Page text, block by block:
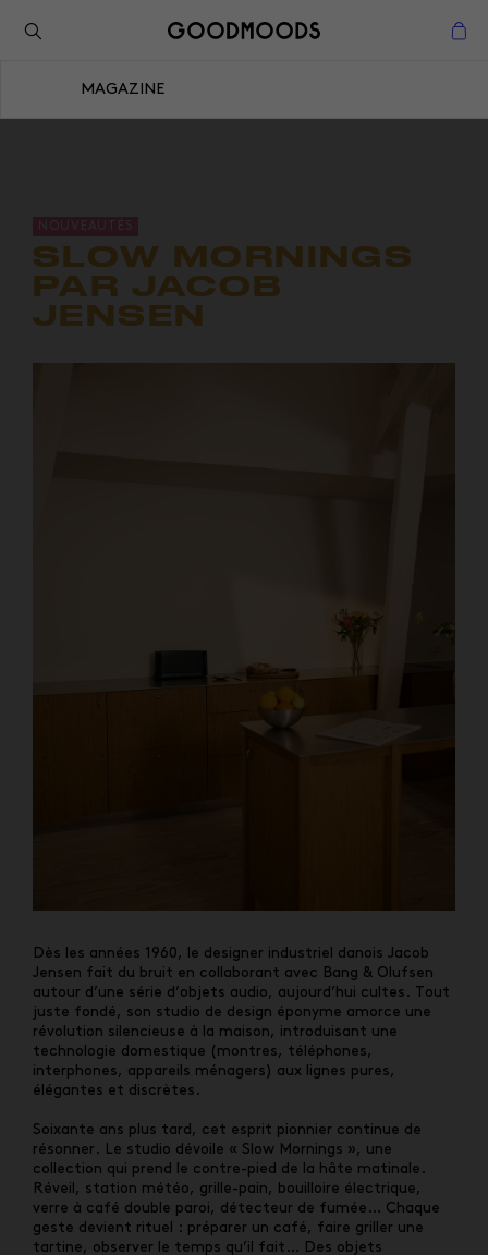
MAGAZINE
SLOW MORNINGS
PAR JACOB
JENSEN
Dès les années 1960, le designer industriel danois Jacob
Jensen fait du bruit en collaborant avec Bang & Olufsen
autour d’une série d’objets audio, aujourd’hui cultes. Tout
juste fondé, son studio de design éponyme amorce une
révolution silencieuse à la maison, introduisant une
technologie domestique (montres, téléphones,
interphones, appareils ménagers) aux lignes pures,
élégantes et discrètes.
Soixante ans plus tard, cet esprit pionnier continue de
résonner. Le studio dévoile « Slow Mornings », une
collection qui prend le contre-pied de la hâte matinale.
Réveil, station météo, grille-pain, bouilloire électrique,
verre à café double paroi, détecteur de fumée… Chaque
geste devient rituel : préparer un café, faire griller une
tartine, observer le temps qu’il fait… Des objets
Retour à l'inspiration